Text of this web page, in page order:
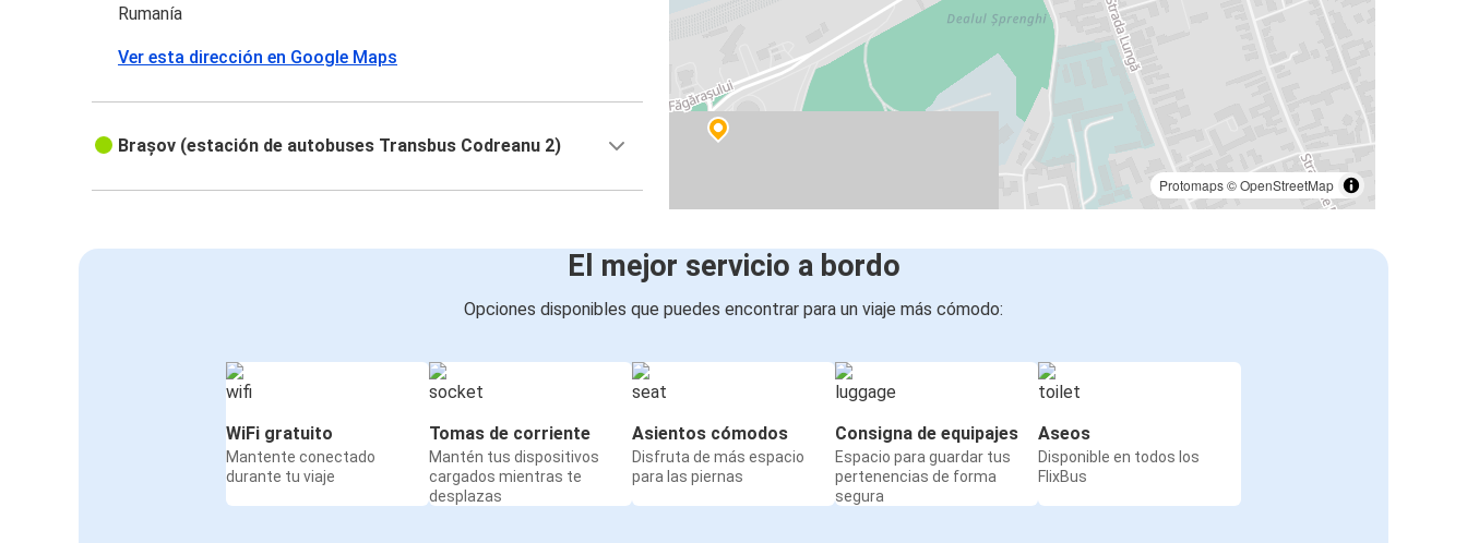
Protomaps©OpenStreetMap
Rumanía
Ver esta dirección en Google Maps
Brașov (estación de autobuses Transbus Codreanu 2)
El mejor servicio a bordo
Opciones disponibles que puedes encontrar para un viaje más cómodo:
WiFi gratuito
Mantente conectado
durante tu viaje
Tomas de corriente
Mantén tus dispositivos
cargados mientras te
desplazas
Asientos cómodos
Disfruta de más espacio
para las piernas
Consigna de equipajes
Espacio para guardar tus
pertenencias de forma
segura
Aseos
Disponible en todos los
FlixBus